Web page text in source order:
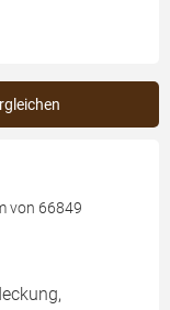
von 66849